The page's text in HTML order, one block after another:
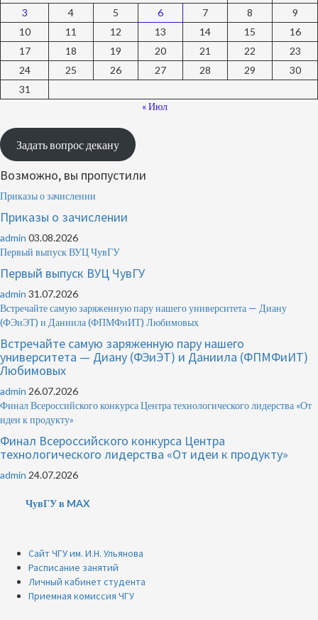
3
4 5 6 7 8
9
10
11 12 13 14 15
16
17
18 19 20 21 22
23
24
25 26 27 28 29
30
31
« Июл
Задать вопрос декану
Возможно, вы пропустили
Приказы о зачислении
Приказы о зачислении
admin 03.08.2026
Первый выпуск ВУЦ ЧувГУ
Первый выпуск ВУЦ ЧувГУ
admin 31.07.2026
Встречайте самую заряженную пару нашего университета — Диану
(ФЭиЭТ) и Даниила (ФПМФиИТ) Любимовых
Встречайте самую заряженную пару нашего
университета — Диану (ФЭиЭТ) и Даниила (ФПМФиИТ)
Любимовых
admin 26.07.2026
Финал Всероссийского конкурса Центра технологического лидерства «От
идеи к продукту»
Финал Всероссийского конкурса Центра
технологического лидерства «От идеи к продукту»
admin 24.07.2026
ЧувГУ в MAX
Сайт ЧГУ им. И.Н. Ульянова
Расписание занятий
Личный кабинет студента
Приемная комиссия ЧГУ